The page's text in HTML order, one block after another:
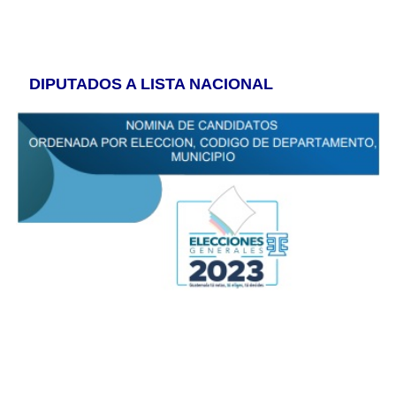
DIPUTADOS A LISTA NACIONAL